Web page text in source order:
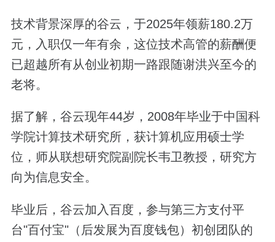
技术背景深厚的谷云，于2025年领薪180.2万
元，入职仅一年有余，这位技术高管的薪酬便
已超越所有从创业初期一路跟随谢洪兴至今的
老将。
据了解，谷云现年44岁，2008年毕业于中国科
学院计算技术研究所，获计算机应用硕士学
位，师从联想研究院副院长韦卫教授，研究方
向为信息安全。
毕业后，谷云加入百度，参与第三方支付平
台"百付宝"（后发展为百度钱包）初创团队的